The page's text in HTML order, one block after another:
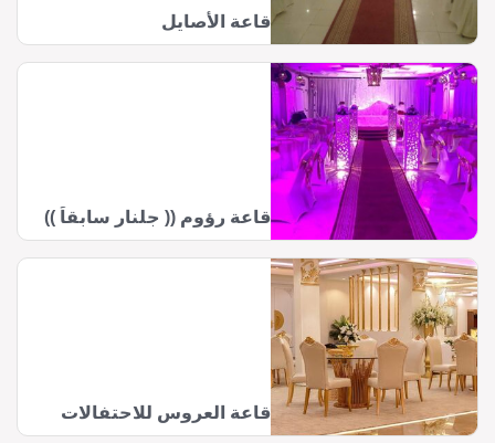
قاعة الأصايل
قاعة رؤوم (( جلنار سابقاً ))
قاعة العروس للاحتفالات